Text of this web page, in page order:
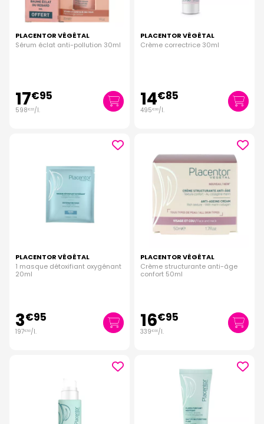
PLACENTOR VÉGÉTAL
Sérum éclat anti-pollution 30ml
17€95
598€33/l.
PLACENTOR VÉGÉTAL
Crème correctrice 30ml
14€85
495€00/l.
PLACENTOR VÉGÉTAL
1 masque détoxifiant oxygénant
20ml
3€95
197€50/l.
PLACENTOR VÉGÉTAL
Crème structurante anti-âge
confort 50ml
16€95
339€00/l.